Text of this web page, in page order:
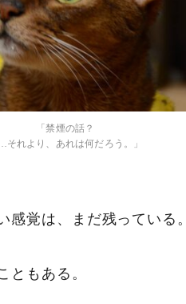
「禁煙の話？
れより、あれは何だろう。」
感覚は、まだ残っている。
ともある。